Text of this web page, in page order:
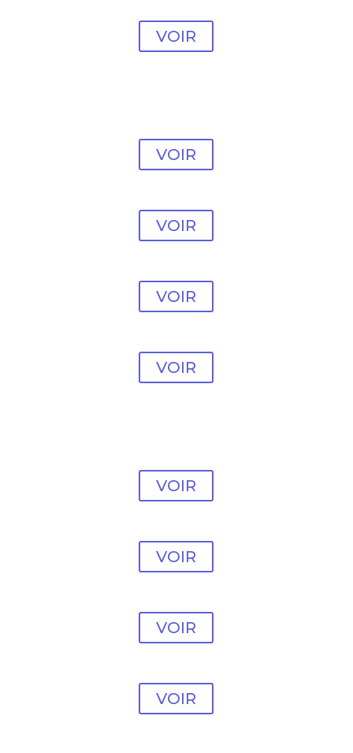
VOIR
VOIR
Modèle vente en ligne
VOIR
Modèle vente en ligne
VOIR
Modèle vente en ligne
VOIR
VOIR
Modèle vente en ligne
VOIR
Modèle vente en ligne
VOIR
Modèle vente en ligne
VOIR